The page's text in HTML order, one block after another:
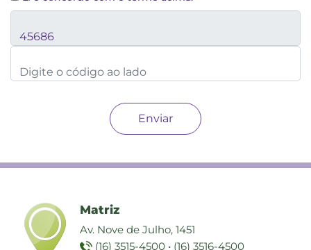
Matriz
Av. Nove de Julho, 1451
(16) 3515-4500 • (16) 3516-4500